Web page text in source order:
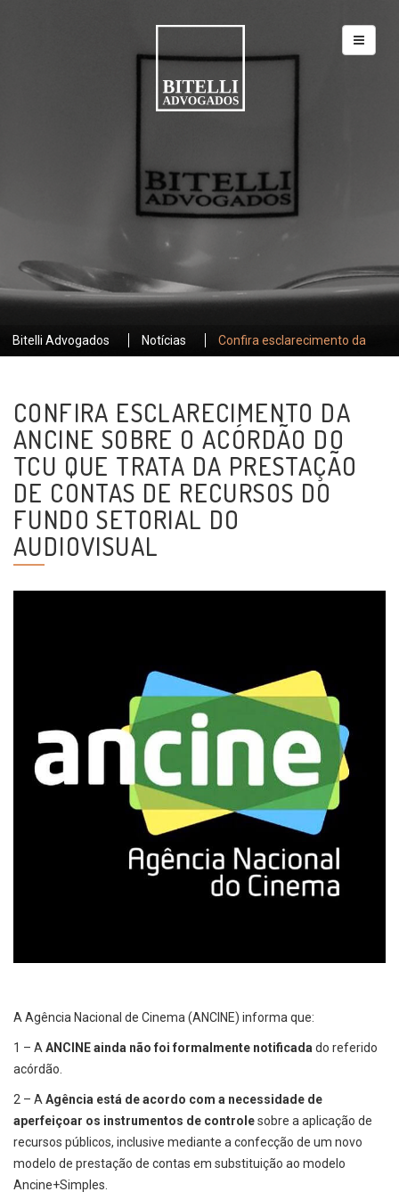
Bitelli Advogados Notícias
Confira esclarecimento da
ANCINE sobre o acórdão do TCU que trata da prestação de contas
CONFIRA ESCLARECIMENTO DA
ANCINE SOBRE O ACÓRDÃO DO
TCU QUE TRATA DA PRESTAÇÃO
DE CONTAS DE RECURSOS DO
FUNDO SETORIAL DO
AUDIOVISUAL
A Agência Nacional de Cinema (ANCINE) informa que:
1 – A ANCINE ainda não foi formalmente notificada do referido
acórdão.
2 – A Agência está de acordo com a necessidade de
aperfeiçoar os instrumentos de controlesobre a aplicação de
recursos públicos, inclusive mediante a confecção de um novo
modelo de prestação de contas em substituição ao modelo
Ancine+Simples.